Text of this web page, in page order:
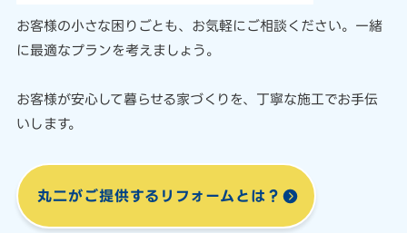
お客様の小さな困りごとも、 お気軽にご相談ください。 一緒
に最適なプランを考えましょう。
お客様が安心して暮らせる家づくりを、 丁寧な施工でお手伝
いします。
丸二がご提供する リフォームとは？